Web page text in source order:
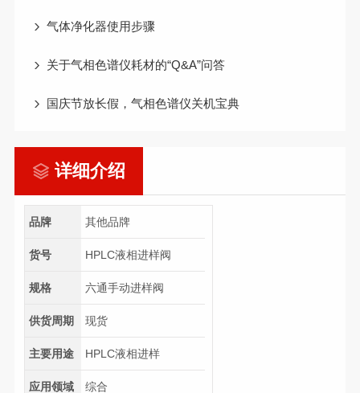
气体净化器使用步骤
关于气相色谱仪耗材的“Q&A”问答
国庆节放长假，气相色谱仪关机宝典
详细介绍
品牌 其他品牌
货号 HPLC液相进样阀
规格 六通手动进样阀
供货周期 现货
主要用途 HPLC液相进样
应用领域 综合